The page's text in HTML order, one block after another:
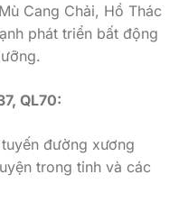
Cang Chải, Hồ Thác
phát triển bất động
QL70:
đường xương
trong tỉnh và các